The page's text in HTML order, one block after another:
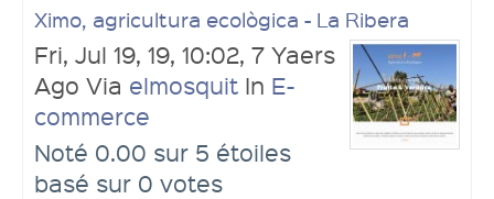
Ximo, agricultura ecològica - La Ribera
Fri, Jul 19, 19, 10:02, 7 Yaers
Ago Via elmosquit In E-
commerce
Noté 0.00 sur 5 étoiles
basé sur 0 votes